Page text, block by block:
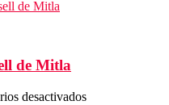
de Mitla
desactivadosen